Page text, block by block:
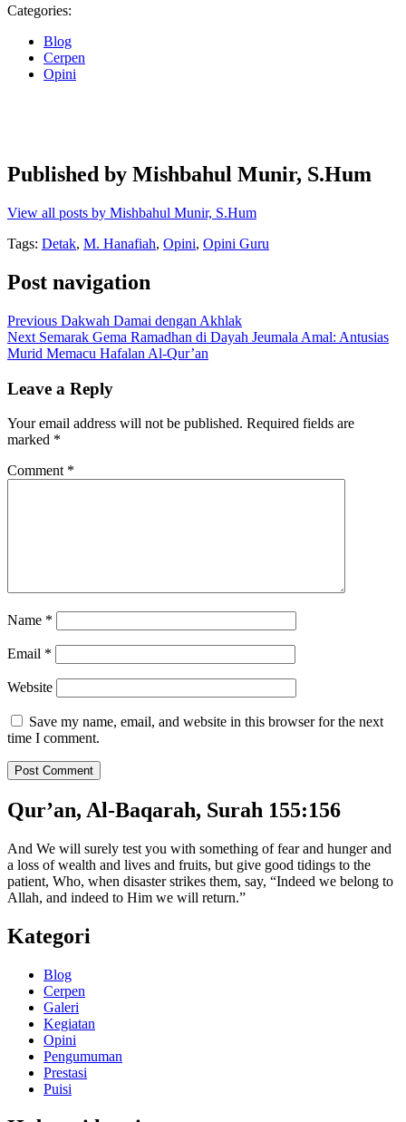
Categories:
Blog
Cerpen
Opini
Published by Mishbahul Munir, S.Hum
View all posts by Mishbahul Munir, S.Hum
Tags: Detak, M. Hanafiah, Opini, Opini Guru
Post navigation
Previous Dakwah Damai dengan Akhlak
Next Semarak Gema Ramadhan di Dayah Jeumala Amal: Antusias
Murid Memacu Hafalan Al-Qur’an
Leave a Reply
Your email address will not be published. Required fields are
marked *
Comment *
Name *
Email *
Website
Save my name, email, and website in this browser for the next
time I comment.
Qur’an, Al-Baqarah, Surah 155:156
And We will surely test you with something of fear and hunger and
a loss of wealth and lives and fruits, but give good tidings to the
patient, Who, when disaster strikes them, say, “Indeed we belong to
Allah, and indeed to Him we will return.”
Kategori
Blog
Cerpen
Galeri
Kegiatan
Opini
Pengumuman
Prestasi
Puisi